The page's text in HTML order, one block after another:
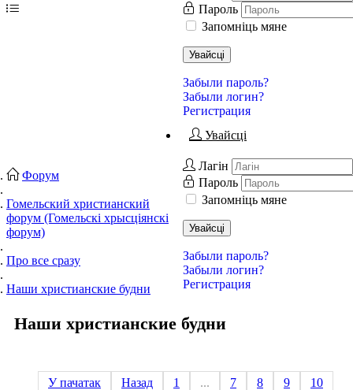
Пароль
Запомніць мяне
Увайсці
Забыли пароль?
Забыли логин?
Регистрация
Увайсці
Лагін
Пароль
Запомніць мяне
Увайсці
Забыли пароль?
Забыли логин?
Регистрация
Форум
Гомельский христианский
форум (Гомельскі хрысціянскі
форум)
Про все сразу
Наши христианские будни
Наши христианские будни
У пачатак Назад 1 ... 7 8 9
10